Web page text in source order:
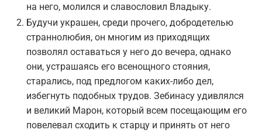
на него, молился и славословил Владыку.
Будучи украшен, среди прочего, добродетелью
страннолюбия, он многим из приходящих
позволял оставаться у него до вечера, однако
они, устрашаясь его всенощного стояния,
старались, под предлогом каких-либо дел,
избегнуть подобных трудов. Зебинасу удивлялся
и великий Марон, который всем посещающим его
повелевал сходить к старцу и принять от него